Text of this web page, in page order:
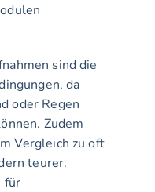
sind die
da
oder Regen
Zudem
Vergleich zu oft
teurer.
für